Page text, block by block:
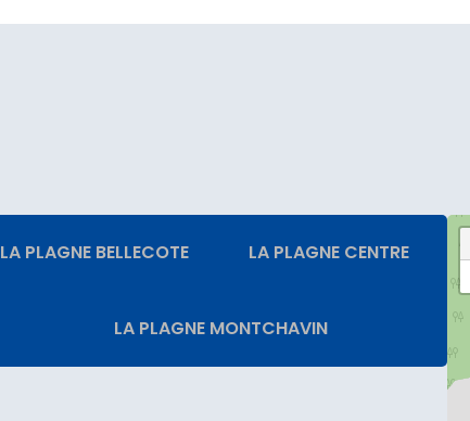
LA PLAGNE BELLECOTE LA PLAGNE CENTRE
LA PLAGNE MONTCHAVIN